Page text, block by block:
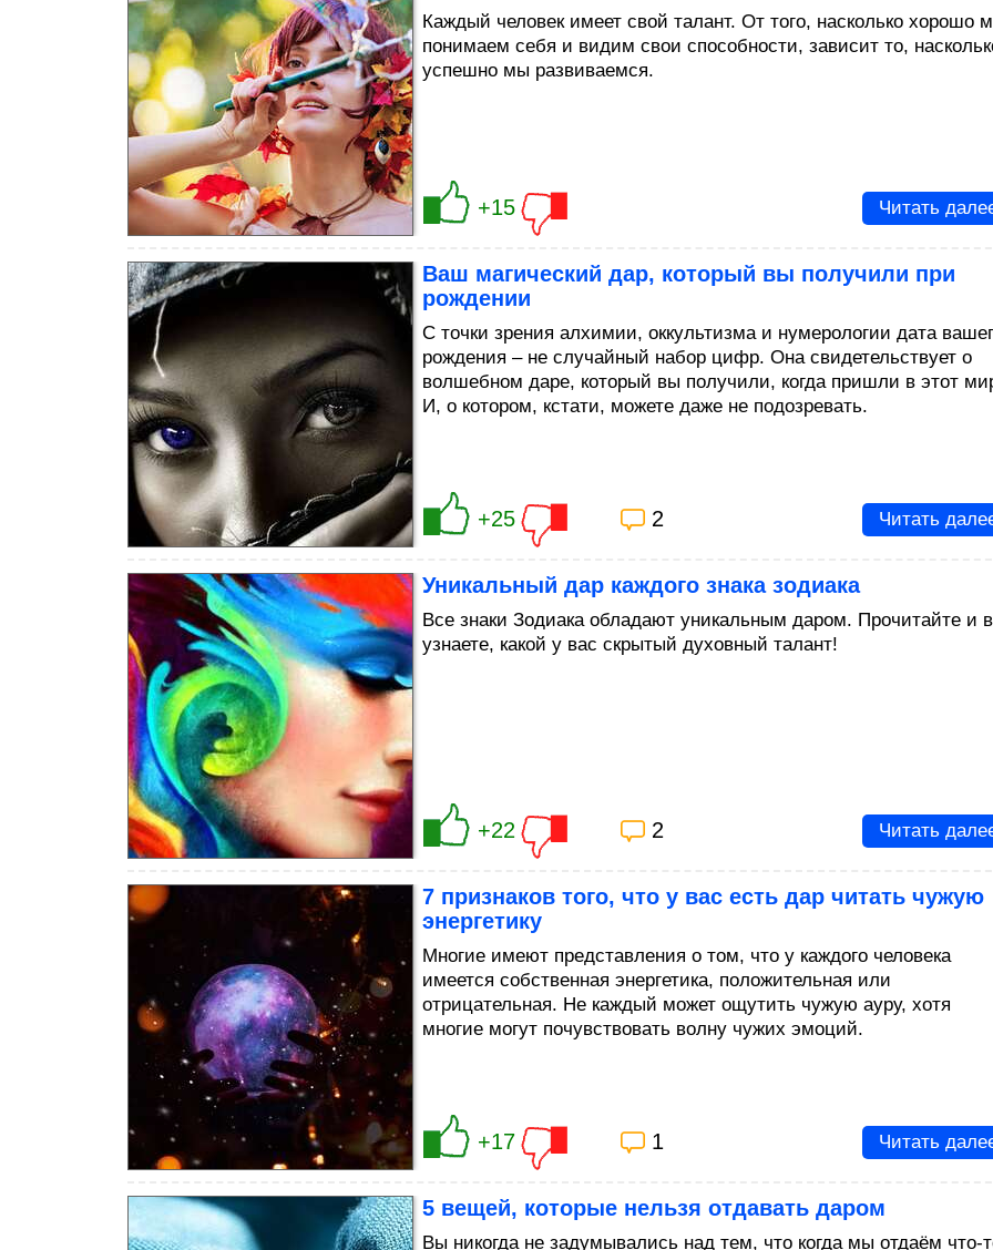
Каждый человек имеет свой талант. От того, насколько хорошо
понимаем себя и видим свои способности, зависит то,
успешно мы развиваемся.
+15 Читать
Ваш магический дар, который вы получили при
рождении
С точки зрения алхимии, оккультизма и нумерологии дата
рождения – не случайный набор цифр. Она свидетельствует о
волшебном даре, который вы получили, когда пришли в этот
И, о котором, кстати, можете даже не подозревать.
+25 2 Читать
Уникальный дар каждого знака зодиака
Все знаки Зодиака обладают уникальным даром. Прочитайте и
узнаете, какой у вас скрытый духовный талант!
+22 2 Читать
7 признаков того, что у вас есть дар читать чужую
энергетику
Многие имеют представления о том, что у каждого человека
имеется собственная энергетика, положительная или
отрицательная. Не каждый может ощутить чужую ауру, хотя
многие могут почувствовать волну чужих эмоций.
+17 1 Читать
5 вещей, которые нельзя отдавать даром
Вы никогда не задумывались над тем, что когда мы отдаём что-